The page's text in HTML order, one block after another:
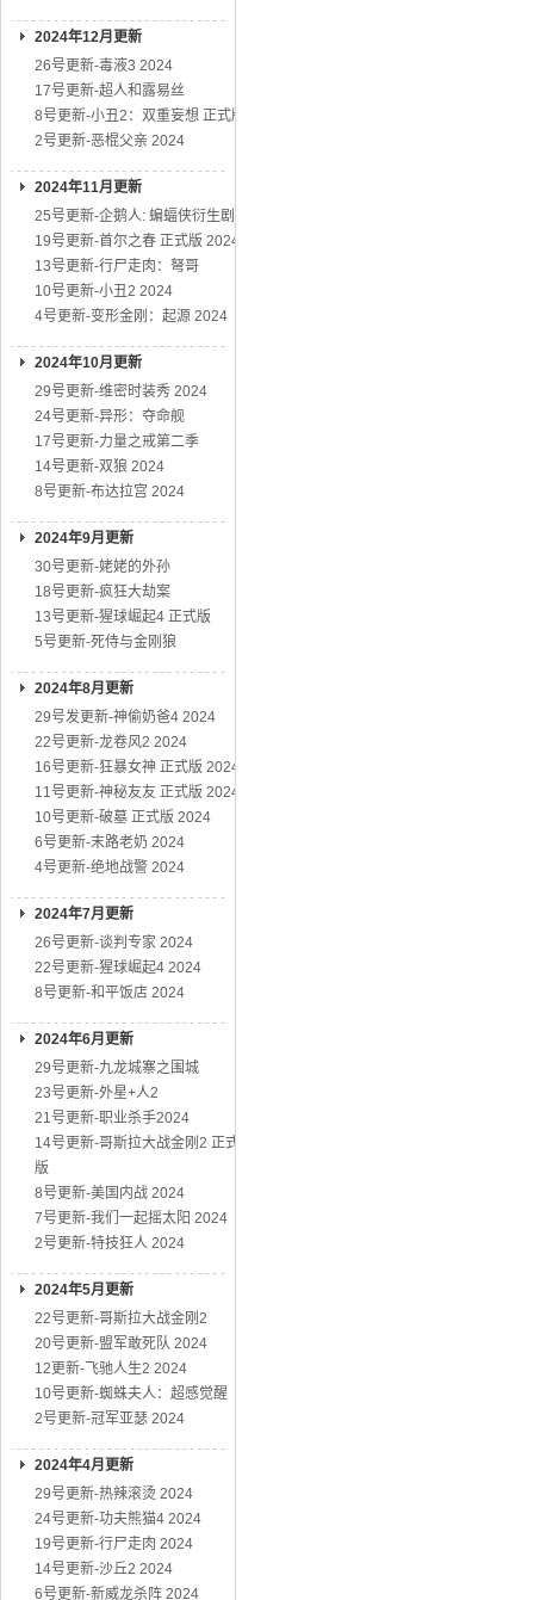
2024年12月更新
26号更新-毒液3 2024
17号更新-超人和露易丝
8号更新-小丑2：双重妄想 正式版
2号更新-恶棍父亲 2024
2024年11月更新
25号更新-企鹅人: 蝙蝠侠衍生剧
19号更新-首尔之春 正式版 2024
13号更新-行尸走肉：弩哥
10号更新-小丑2 2024
4号更新-变形金刚：起源 2024
2024年10月更新
29号更新-维密时装秀 2024
24号更新-异形：夺命舰
17号更新-力量之戒第二季
14号更新-双狼 2024
8号更新-布达拉宫 2024
2024年9月更新
30号更新-姥姥的外孙
18号更新-疯狂大劫案
13号更新-猩球崛起4 正式版
5号更新-死侍与金刚狼
2024年8月更新
29号发更新-神偷奶爸4 2024
22号更新-龙卷风2 2024
16号更新-狂暴女神 正式版 2024
11号更新-神秘友友 正式版 2024
10号更新-破墓 正式版 2024
6号更新-末路老奶 2024
4号更新-绝地战警 2024
2024年7月更新
26号更新-谈判专家 2024
22号更新-猩球崛起4 2024
8号更新-和平饭店 2024
2024年6月更新
29号更新-九龙城寨之围城
23号更新-外星+人2
21号更新-职业杀手2024
14号更新-哥斯拉大战金刚2 正式
版
8号更新-美国内战 2024
7号更新-我们一起摇太阳 2024
2号更新-特技狂人 2024
2024年5月更新
22号更新-哥斯拉大战金刚2
20号更新-盟军敢死队 2024
12更新-飞驰人生2 2024
10号更新-蜘蛛夫人：超感觉醒
2号更新-冠军亚瑟 2024
2024年4月更新
29号更新-热辣滚烫 2024
24号更新-功夫熊猫4 2024
19号更新-行尸走肉 2024
14号更新-沙丘2 2024
6号更新-新威龙杀阵 2024